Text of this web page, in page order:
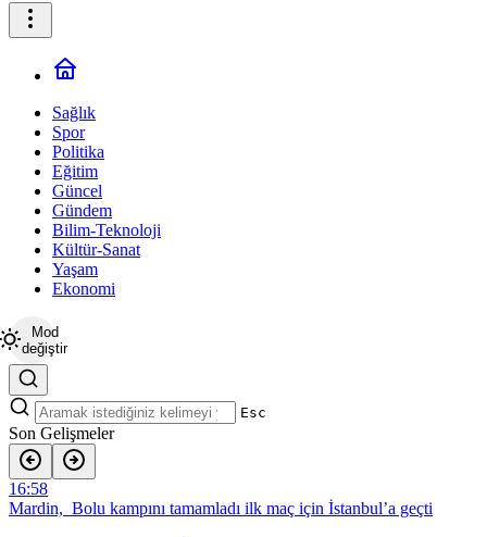
Dicle Elektrik’in 1,5 Milyar TL’lik Yatırımda Sona Gelindi
10:26
Sağlık
Spor
Politika
Eğitim
Güncel
Gündem
Bilim-Teknoloji
Kültür-Sanat
Yaşam
Ekonomi
Mod
değiştir
Esc
Son Gelişmeler
16:58
Mardin, Bolu kampını tamamladı ilk maç için İstanbul’a geçti